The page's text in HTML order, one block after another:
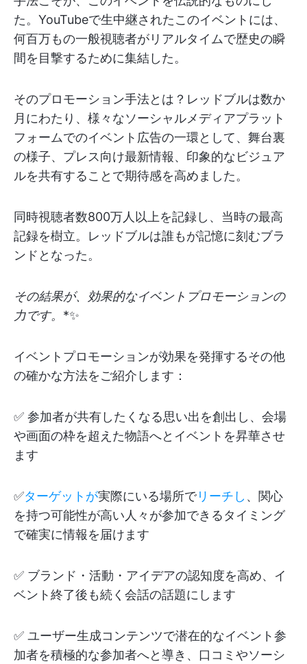
た。YouTubeで生中継されたこのイベントには、
何百万もの一般視聴者がリアルタイムで歴史の瞬
間を目撃するために集結した。
そのプロモーション手法とは？レッドブルは数か
月にわたり、様々なソーシャルメディアプラット
フォームでのイベント広告の一環として、舞台裏
の様子、プレス向け最新情報、印象的なビジュア
ルを共有することで期待感を高めました。
同時視聴者数800万人以上を記録し、当時の最高
記録を樹立。レッドブルは誰もが記憶に刻むブラ
ンドとなった。
その結果が、効果的なイベントプロモーションの
力です。 *✨
イベントプロモーションが効果を発揮するその他
の確かな方法をご紹介します：
✅ 参加者が共有したくなる思い出を創出し、会場
や画面の枠を超えた物語へとイベントを昇華させ
ます
✅ターゲットが実際にいる場所でリーチし 、関心
を持つ可能性が高い人々が参加できるタイミング
で確実に情報を届けます
✅ ブランド・活動・アイデアの認知度を高め、イ
ベント終了後も続く会話の話題にします
✅ ユーザー生成コンテンツで潜在的なイベント参
加者を積極的な参加者へと導き、口コミやソーシ